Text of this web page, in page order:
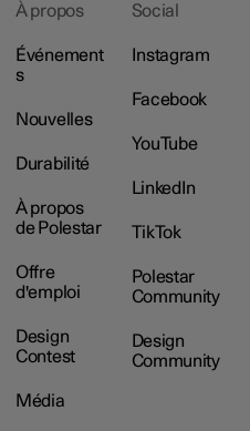
À propos
Événement
s
Nouvelles
Durabilité
À propos
de Polestar
Offre
d'emploi
Design
Contest
Média
Social
Instagram
Facebook
YouTube
LinkedIn
TikTok
Polestar
Community
Design
Community